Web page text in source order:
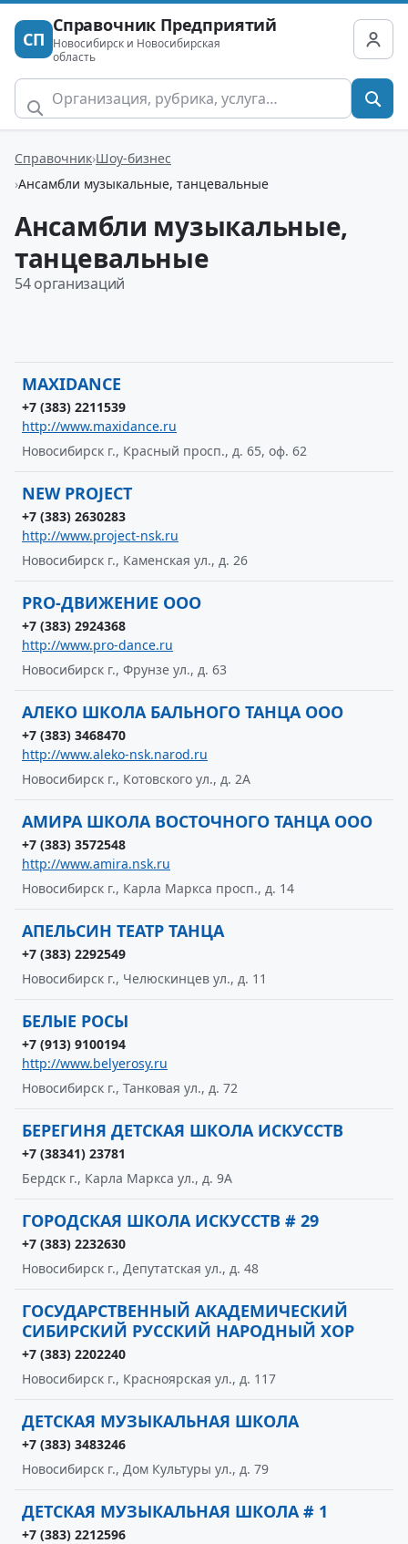
СП
Справочник Предприятий
Новосибирск и Новосибирская
область
Справочник Шоу-бизнес
Ансамбли музыкальные, танцевальные
Ансамбли музыкальные,
танцевальные
54 организаций
MAXIDANCE
+7 (383) 2211539
http://www.maxidance.ru
Новосибирск г., Красный просп., д. 65, оф. 62
NEW PROJECT
+7 (383) 2630283
http://www.project-nsk.ru
Новосибирск г., Каменская ул., д. 26
PRO-ДВИЖЕНИЕ ООО
+7 (383) 2924368
http://www.pro-dance.ru
Новосибирск г., Фрунзе ул., д. 63
АЛЕКО ШКОЛА БАЛЬНОГО ТАНЦА ООО
+7 (383) 3468470
http://www.aleko-nsk.narod.ru
Новосибирск г., Котовского ул., д. 2А
АМИРА ШКОЛА ВОСТОЧНОГО ТАНЦА ООО
+7 (383) 3572548
http://www.amira.nsk.ru
Новосибирск г., Карла Маркса просп., д. 14
АПЕЛЬСИН ТЕАТР ТАНЦА
+7 (383) 2292549
Новосибирск г., Челюскинцев ул., д. 11
БЕЛЫЕ РОСЫ
+7 (913) 9100194
http://www.belyerosy.ru
Новосибирск г., Танковая ул., д. 72
БЕРЕГИНЯ ДЕТСКАЯ ШКОЛА ИСКУССТВ
+7 (38341) 23781
Бердск г., Карла Маркса ул., д. 9А
ГОРОДСКАЯ ШКОЛА ИСКУССТВ # 29
+7 (383) 2232630
Новосибирск г., Депутатская ул., д. 48
ГОСУДАРСТВЕННЫЙ АКАДЕМИЧЕСКИЙ
СИБИРСКИЙ РУССКИЙ НАРОДНЫЙ ХОР
+7 (383) 2202240
Новосибирск г., Красноярская ул., д. 117
ДЕТСКАЯ МУЗЫКАЛЬНАЯ ШКОЛА
+7 (383) 3483246
Новосибирск г., Дом Культуры ул., д. 79
ДЕТСКАЯ МУЗЫКАЛЬНАЯ ШКОЛА # 1
+7 (383) 2212596